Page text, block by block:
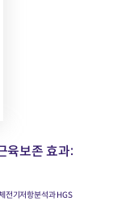
육보존 효과:
전기저항분석과 HGS